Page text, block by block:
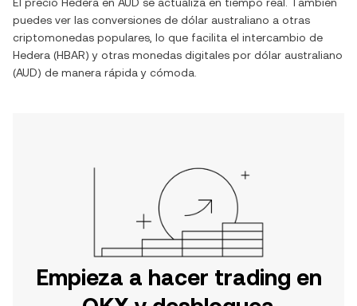
puedes ver las conversiones de dólar australiano a otras
criptomonedas populares, lo que facilita el intercambio de
Hedera (HBAR) y otras monedas digitales por dólar australiano
(AUD) de manera rápida y cómoda.
Empieza a hacer trading en